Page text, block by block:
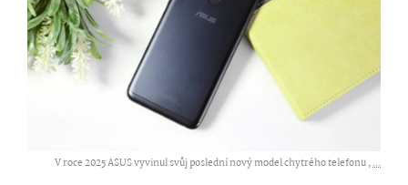
V roce 2025 ASUS vyvinul svůj poslední nový model chytrého telefonu ,...